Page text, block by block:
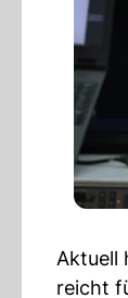
Aktuell
reicht